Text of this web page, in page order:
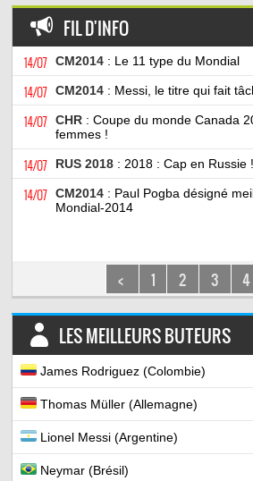
FIL D'INFO
14/07 CM2014 : Le 11 type du Mondial
14/07 CM2014 : Messi, le titre qui fait
14/07 CHR : Coupe du monde Canada
femmes !
14/07 RUS 2018 : 2018 : Cap en Russie !
14/07 CM2014 : Paul Pogba désigné
Mondial-2014
< 1 2 3 4
LES MEILLEURS BUTEURS
James Rodriguez (Colombie)
Thomas Müller (Allemagne)
Lionel Messi (Argentine)
Neymar (Brésil)